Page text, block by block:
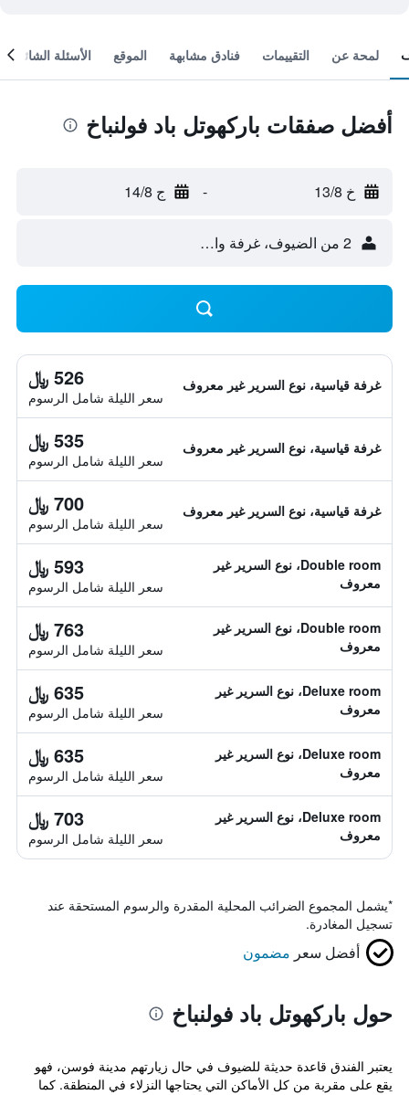
لمحة عن التقييمات فنادق مشابهة الموقع الأسئلة الشائعة
أفضل صفقات باركهوتل باد فولنباخ
خ 13/8 - ج 14/8
2 من الضيوف، غرفة واحدة
غرفة قياسية، نوع السرير غير معروف 526 ﷼
سعر الليلة شامل الرسوم
غرفة قياسية، نوع السرير غير معروف 535 ﷼
سعر الليلة شامل الرسوم
غرفة قياسية، نوع السرير غير معروف 700 ﷼
سعر الليلة شامل الرسوم
Double room، نوع السرير غير
معروف
593 ﷼
سعر الليلة شامل الرسوم
Double room، نوع السرير غير
معروف
763 ﷼
سعر الليلة شامل الرسوم
Deluxe room، نوع السرير غير
معروف
635 ﷼
سعر الليلة شامل الرسوم
Deluxe room، نوع السرير غير
معروف
635 ﷼
سعر الليلة شامل الرسوم
Deluxe room، نوع السرير غير
معروف
703 ﷼
سعر الليلة شامل الرسوم
*يشمل المجموع الضرائب المحلية المقدرة والرسوم المستحقة عند
تسجيل المغادرة.
أفضل سعر مضمون
حول باركهوتل باد فولنباخ
يعتبر الفندق قاعدة حديثة للضيوف في حال زيارتهم مدينة فوسن، فهو
يقع على مقربة من كل الأماكن التي يحتاجها النزلاء في المنطقة. كما